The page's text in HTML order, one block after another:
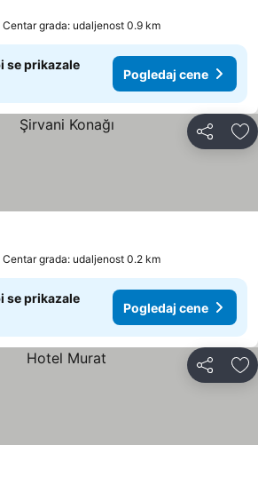
Centar grada: udaljenost 0.9 km
se prikazale
Pogledaj cene
Deli
Centar grada: udaljenost 0.2 km
se prikazale
Pogledaj cene
Deli